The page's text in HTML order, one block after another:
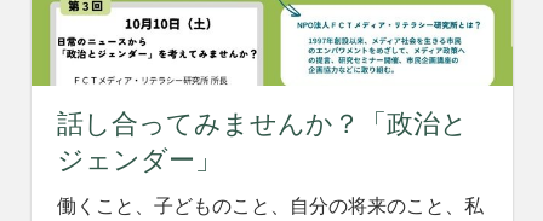
れ
る
を、
世
代
話し合ってみませんか？「政治と
ジェンダー」
働くこと、子どものこと、自分の将来のこと、私